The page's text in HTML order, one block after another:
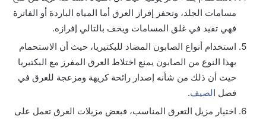
مسامات الجلد، وتحفز إفراز العرق أما المياه الباردة أو الفاترة
فهي تفيد في غلق المسامات ويخف بالتالي إفرازه.
استخدام أنواع الصابون المضاد للبكتيريا، حيث أن الاستحمام
بهذا النوع من الصابون يمنع اختلاط العرق المفرز مع البكتيريا
حيث أن ذلك من شأنه إصدار رائحة كريهة ومزعجة للعرق في
فصل الصيف.
اختيار مزيل التعرق المناسب، فبعض مزيلات العرق تعمل على